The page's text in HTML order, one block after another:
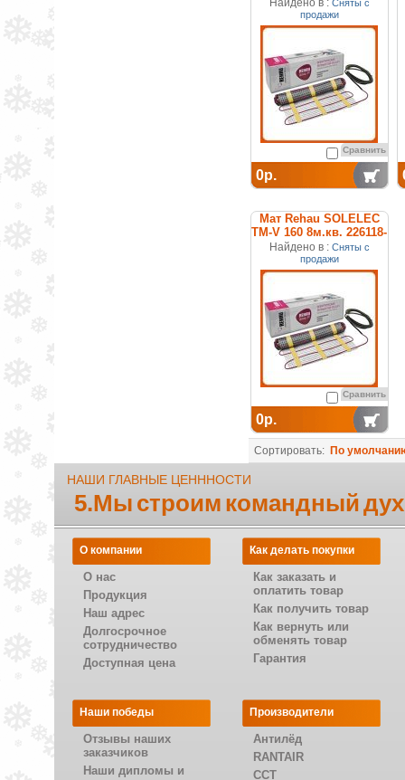
Найдено в : Сняты с
продажи
Сравнить
0р.
Мат Rehau SOLELEC
TM-V 160 8м.кв. 226118-
100
Найдено в : Сняты с
продажи
Сравнить
0р.
Сортировать: По
НАШИ ГЛАВНЫЕ ЦЕНННОСТИ
5.Мы строим командный
О компании
О нас
Продукция
Наш адрес
Долгосрочное
сотрудничество
Доступная цена
Как делать покупки
Как заказать и
оплатить товар
Как получить товар
Как вернуть или
обменять товар
Гарантия
Наши победы
Отзывы наших
заказчиков
Наши дипломы и
Производители
Антилёд
RANTAIR
CCT